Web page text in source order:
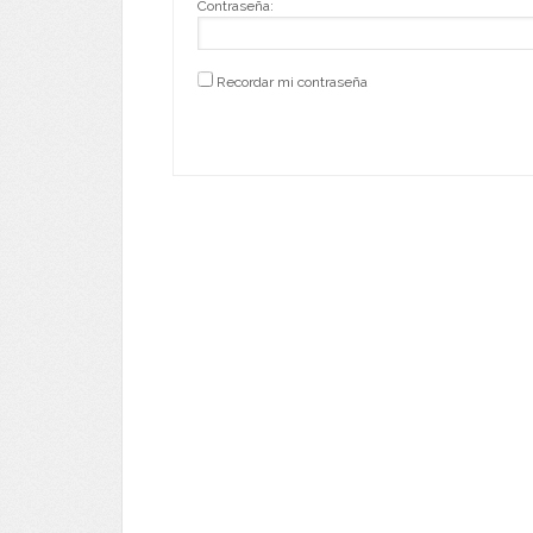
Contraseña:
Recordar mi contraseña